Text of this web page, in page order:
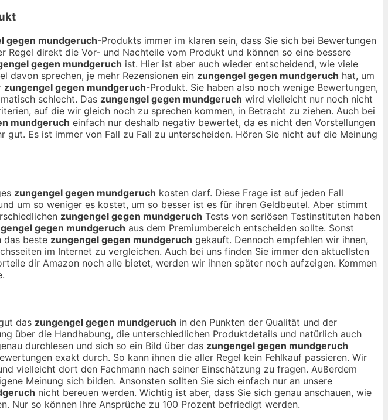
gegen mundgeruch-Produkts immer im klaren sein, dass Sie sich bei Bewertungen
Regel direkt die Vor- und Nachteile vom Produkt und können so eine bessere
gegen mundgeruch ist. Hier ist aber auch wieder entscheidend, wie viele
davon sprechen, je mehr Rezensionen ein zungengel gegen mundgeruch hat, um
zungengel gegen mundgeruch-Produkt. Sie haben also noch wenige Bewertungen,
schlecht. Das zungengel gegen mundgeruch wird vielleicht nur noch nicht
auf die wir gleich noch zu sprechen kommen, in Betracht zu ziehen. Auch bei
mundgeruch einfach nur deshalb negativ bewertet, da es nicht den Vorstellungen
Es ist immer von Fall zu Fall zu unterscheiden. Hören Sie nicht auf die Meinung
zungengel gegen mundgeruch kosten darf. Diese Frage ist auf jeden Fall
um so weniger es kostet, um so besser ist es für ihren Geldbeutel. Aber stimmt
zungengel gegen mundgeruch Tests von seriösen Testinstituten haben
gegen mundgeruch aus dem Premiumbereich entscheiden sollte. Sonst
das beste zungengel gegen mundgeruch gekauft. Dennoch empfehlen wir ihnen,
im Internet zu vergleichen. Auch bei uns finden Sie immer den aktuellsten
dir Amazon noch alle bietet, werden wir ihnen später noch aufzeigen. Kommen
das zungengel gegen mundgeruch in den Punkten der Qualität und der
über die Handhabung, die unterschiedlichen Produktdetails und natürlich auch
durchlesen und sich so ein Bild über das zungengel gegen mundgeruch
exakt durch. So kann ihnen die aller Regel kein Fehlkauf passieren. Wir
vielleicht dort den Fachmann nach seiner Einschätzung zu fragen. Außerdem
Meinung sich bilden. Ansonsten sollten Sie sich einfach nur an unsere
nicht bereuen werden. Wichtig ist aber, dass Sie sich genau anschauen, wie
Nur so können Ihre Ansprüche zu 100 Prozent befriedigt werden.